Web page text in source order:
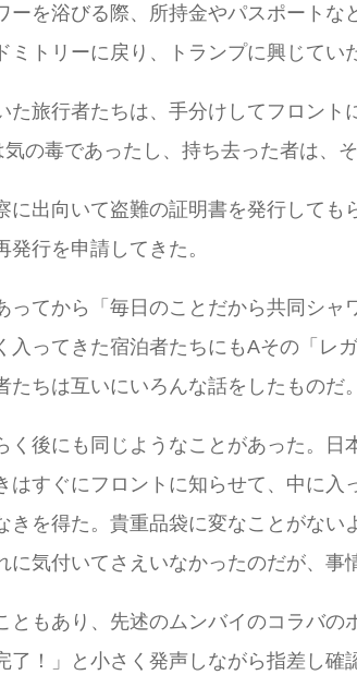
ーを浴びる際、所持金やパスポート
ミトリーに戻り、トランプに興じてい
た旅行者たちは、手分けしてフロン
の毒であったし、持ち去った者は、
に出向いて盗難の証明書を発行して
発行を申請してきた。
ってから「毎日のことだから共同シ
入ってきた宿泊者たちにもAその「レ
たちは互いにいろんな話をしたもの
く後にも同じようなことがあった。
はすぐにフロントに知らせて、中に
きを得た。貴重品袋に変なことがな
に気付いてさえいなかったのだが、事
ともあり、先述のムンバイのコラバ
了！」と小さく発声しながら指差し